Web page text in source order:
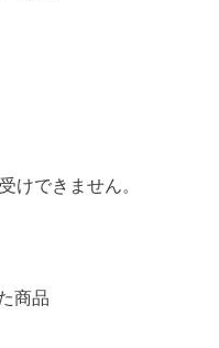
けできません。
商品